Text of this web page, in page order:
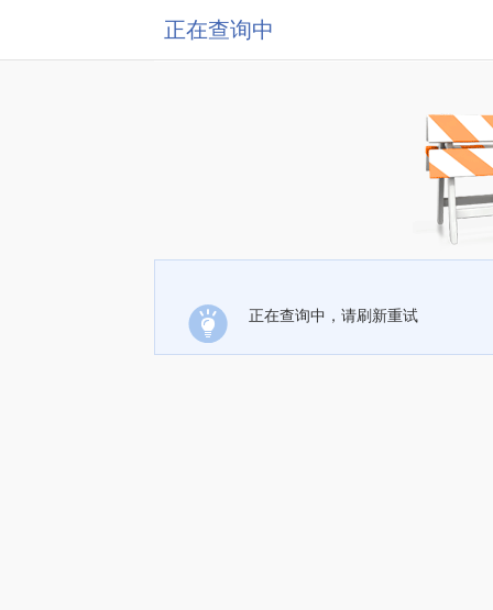
正在查询中
正在查询中，请刷新重试